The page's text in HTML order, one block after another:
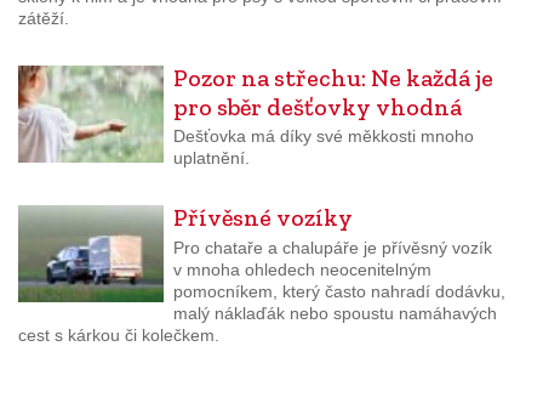
zátěží.
Pozor na střechu: Ne každá je
pro sběr dešťovky vhodná
Dešťovka má díky své měkkosti mnoho
uplatnění.
Přívěsné vozíky
Pro chataře a chalupáře je přívěsný vozík
v mnoha ohledech neocenitelným
pomocníkem, který často nahradí dodávku,
malý náklaďák nebo spoustu namáhavých
cest s kárkou či kolečkem.